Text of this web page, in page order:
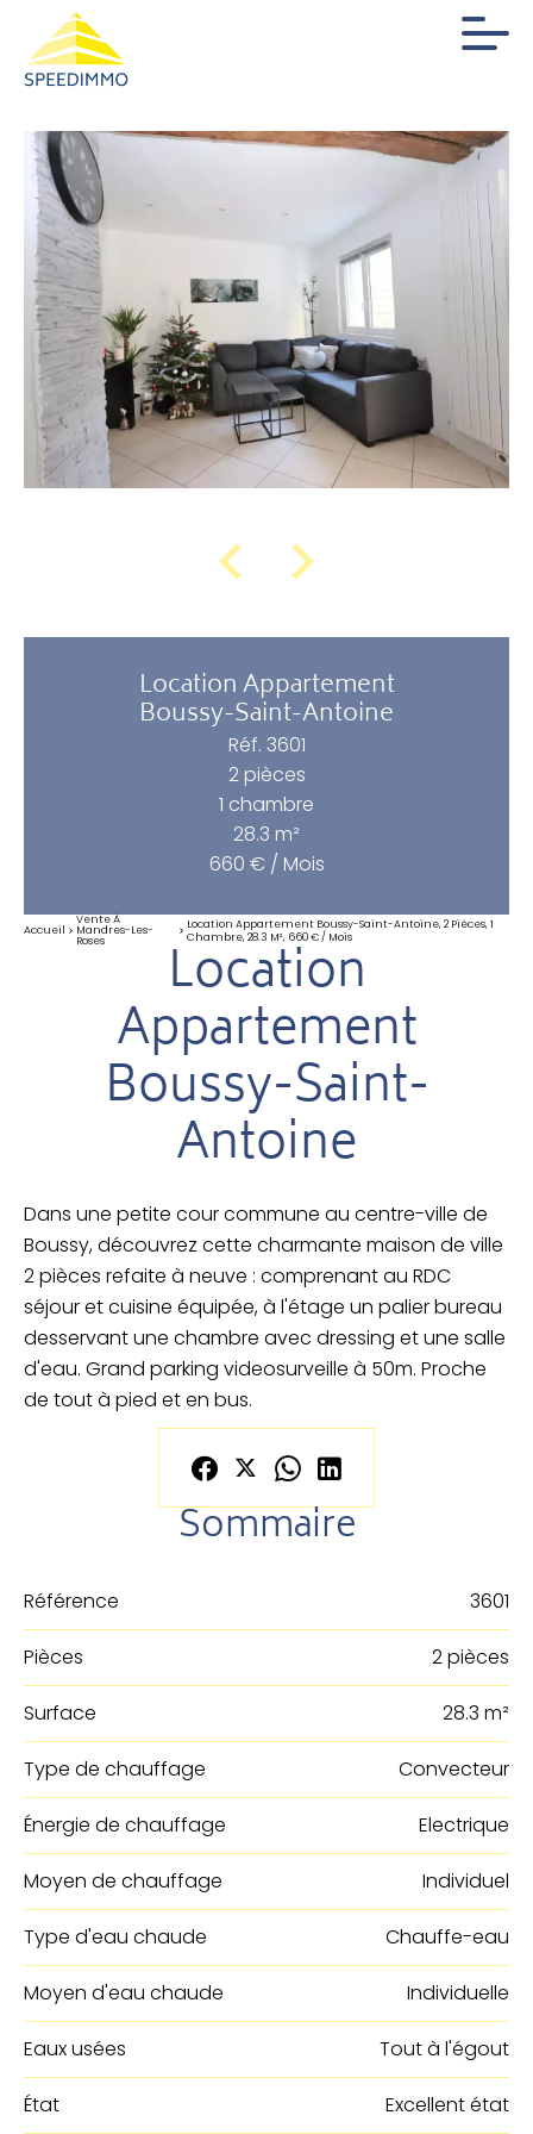
Location Appartement
Boussy-Saint-Antoine
Réf. 3601
2 pièces
1 chambre
28.3 m²
660 € / Mois
Accueil
Vente À
Mandres-Les-
Roses
Location Appartement Boussy-Saint-Antoine, 2 Pièces, 1
Chambre, 28.3 M², 660 € / Mois
Location
Appartement
Boussy-Saint-
Antoine
Dans une petite cour commune au centre-ville de
Boussy, découvrez cette charmante maison de ville
2 pièces refaite à neuve : comprenant au RDC
séjour et cuisine équipée, à l'étage un palier bureau
desservant une chambre avec dressing et une salle
d'eau. Grand parking videosurveille à 50m. Proche
de tout à pied et en bus.
Sommaire
Référence 3601
Pièces 2 pièces
Surface 28.3 m²
Type de chauffage Convecteur
Énergie de chauffage Electrique
Moyen de chauffage Individuel
Type d'eau chaude Chauffe-eau
Moyen d'eau chaude Individuelle
Eaux usées Tout à l'égout
État Excellent état